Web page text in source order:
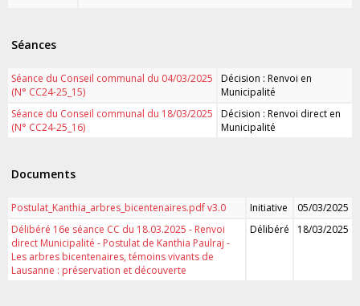
Séances
Séance du Conseil communal du 04/03/2025
(N° CC24-25_15)
Décision : Renvoi en
Municipalité
Séance du Conseil communal du 18/03/2025
(N° CC24-25_16)
Décision : Renvoi direct en
Municipalité
Documents
Postulat_Kanthia_arbres_bicentenaires.pdf v3.0 Initiative
05/03/2025
Délibéré 16e séance CC du 18.03.2025 - Renvoi
direct Municipalité - Postulat de Kanthia Paulraj -
Les arbres bicentenaires, témoins vivants de
Lausanne : préservation et découverte
Délibéré 18/03/2025